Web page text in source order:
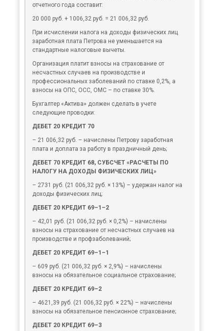
отчетного года составит:
20 000 руб. + 1006,32 руб. = 21 006,32 руб.
При исчислении налога на доходы физических лиц
заработная плата Петрова не уменьшается на
стандартные налоговые вычеты.
Организация платит взносы на страхование от
несчастных случаев на производстве и
профессиональных заболеваний по ставке 0,2%, а
взносы на ОПС, ОСС, ОМС – по ставке 30%.
Бухгалтер «Актива» должен сделать в учете
следующие проводки:
ДЕБЕТ 20 КРЕДИТ 70
– 21 006,32 руб. – начислены Петрову заработная
плата и доплата за работу в праздничный день;
ДЕБЕТ 70 КРЕДИТ 68, СУБСЧЕТ «РАСЧЕТЫ ПО
НАЛОГУ НА ДОХОДЫ ФИЗИЧЕСКИХ ЛИЦ»
– 2731 руб. (21 006,32 руб. × 13%) – удержан налог на
доходы физических лиц;
ДЕБЕТ 20 КРЕДИТ 69–1–2
– 42,01 руб. (21 006,32 руб. × 0,2%) – начислены
взносы на страхование от несчастных случаев на
производстве и профзаболеваний;
ДЕБЕТ 20 КРЕДИТ 69–1–1
– 609 руб. (21 006,32 руб. × 2,9%) – начислены
взносы на обязательное социальное страхование;
ДЕБЕТ 20 КРЕДИТ 69–2
– 4621,39 руб. (21 006,32 руб. × 22%) – начислены
взносы на обязательное пенсионное страхование;
ДЕБЕТ 20 КРЕДИТ 69–3